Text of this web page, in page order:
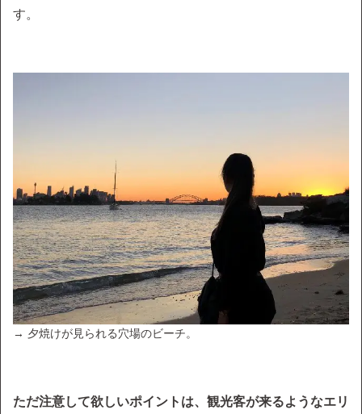
す。
→ 夕焼けが見られる穴場のビーチ。
ただ注意して欲しいポイントは、観光客が来るようなエリ